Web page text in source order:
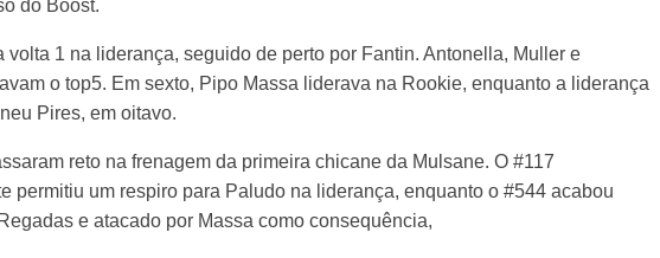
do Boost.
volta 1 na liderança, seguido de perto por Fantin. Antonella, Muller e
o top5. Em sexto, Pipo Massa liderava na Rookie, enquanto a liderança
Pires, em oitavo.
reto na frenagem da primeira chicane da Mulsane. O #117
permitiu um respiro para Paludo na liderança, enquanto o #544 acabou
e atacado por Massa como consequência,